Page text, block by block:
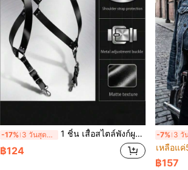
-17% 3 วันสุดท้าย 1 ชิ้น เสื้อสไตล์พังก์ผูกเชือกสำหรับผู้ชาย เหมาะสำหรับสตรีทแวร์ประจำวัน การสร้างเนื้อหาบล็อกเกอร์ การถ่ายภาพแฟชั่นพอร์ตเทรต งานกิจกรรมและงานปาร์ตี้
฿124
-7% 3 วั
เหลือแ
฿157